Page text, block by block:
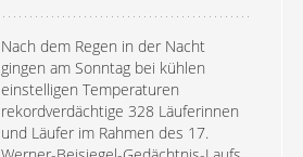
Nach dem Regen in der Nacht
gingen am Sonntag bei kühlen
einstelligen Temperaturen
rekordverdächtige 328 Läuferinnen
und Läufer im Rahmen des 17.